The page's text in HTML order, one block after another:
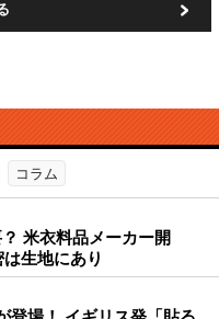
コラム
米衣料品メーカー開
生地にあり